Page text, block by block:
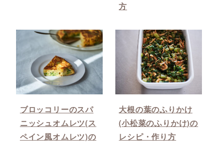
方
ブロッコリーのスパ
ニッシュオムレツ(ス
ペイン風オムレツ)の
大根の葉のふりかけ
(小松菜のふりかけ)の
レシピ・作り方